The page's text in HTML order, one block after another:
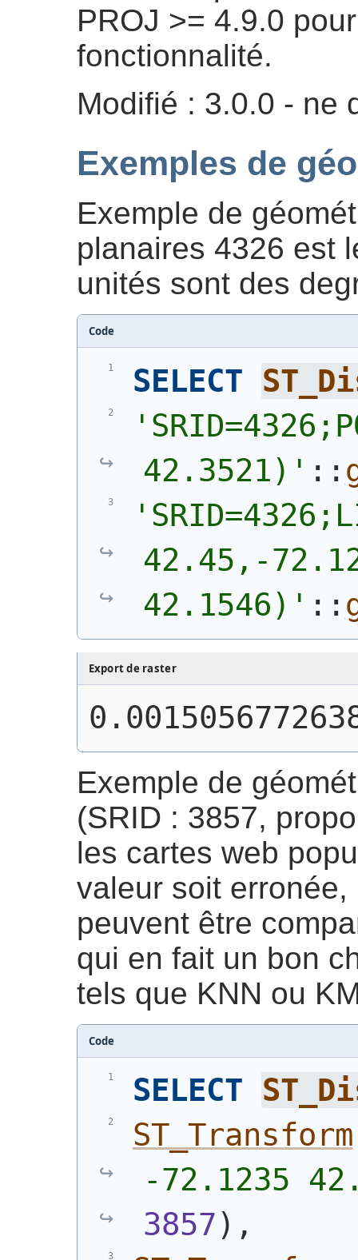
PROJ >= 4.9.0
fonctionnalité.
Modifié : 3.0.0 - ne
Exemples de
Exemple de
planaires 4326 est
unités sont des
Code
SELECT
42.3521)' ::
42.45,-
42.1546)' ::
Export de raster
Exemple de
(SRID : 3857,
les cartes web
valeur soit
peuvent être
qui en fait un bon
tels que KNN ou
Code
SELECT
ST_Transform
-72.1235
3857 ) ,